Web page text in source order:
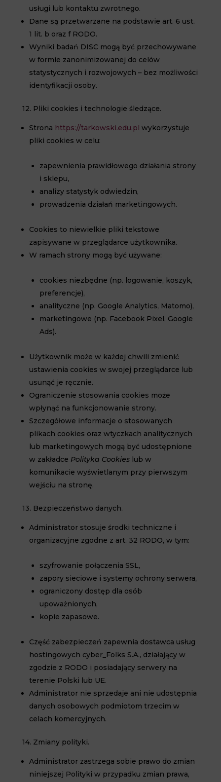
usługi lub kontaktu zwrotnego.
Dane są przetwarzane na podstawie art. 6 ust.
1 lit. b oraz f RODO.
Wyniki badań DISC mogą być przechowywane
w formie zanonimizowanej do celów
statystycznych i rozwojowych – bez możliwości
identyfikacji osoby.
12. Pliki cookies i technologie śledzące.
Strona https://tarkowski.edu.pl wykorzystuje
pliki cookies w celu:
zapewnienia prawidłowego działania strony
i sklepu,
analizy statystyk odwiedzin,
prowadzenia działań marketingowych.
Cookies to niewielkie pliki tekstowe
zapisywane w przeglądarce użytkownika.
W ramach strony mogą być używane:
cookies niezbędne (np. logowanie, koszyk,
preferencje),
analityczne (np. Google Analytics, Matomo),
marketingowe (np. Facebook Pixel, Google
Ads).
Użytkownik może w każdej chwili zmienić
ustawienia cookies w swojej przeglądarce lub
usunąć je ręcznie.
Ograniczenie stosowania cookies może
wpłynąć na funkcjonowanie strony.
Szczegółowe informacje o stosowanych
plikach cookies oraz wtyczkach analitycznych
lub marketingowych mogą być udostępnione
w zakładce Polityka Cookieslub w
komunikacie wyświetlanym przy pierwszym
wejściu na stronę.
13. Bezpieczeństwo danych.
Administrator stosuje środki techniczne i
organizacyjne zgodne z art. 32 RODO, w tym:
szyfrowanie połączenia SSL,
zapory sieciowe i systemy ochrony serwera,
ograniczony dostęp dla osób
upoważnionych,
kopie zapasowe.
Część zabezpieczeń zapewnia dostawca usług
hostingowych cyber_Folks S.A., działający w
zgodzie z RODO i posiadający serwery na
terenie Polski lub UE.
Administrator nie sprzedaje ani nie udostępnia
danych osobowych podmiotom trzecim w
celach komercyjnych.
14. Zmiany polityki.
Administrator zastrzega sobie prawo do zmian
niniejszej Polityki w przypadku zmian prawa,